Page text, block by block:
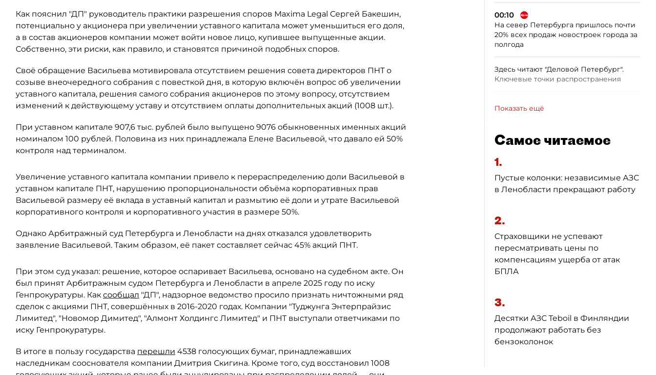
Как пояснил "ДП" руководитель практики разрешения споров Maxima Legal Сергей Бакешин,
потенциально у акционера при увеличении уставного капитала может уменьшиться его доля,
а в состав акционеров компании может войти новое лицо, купившее выпущенные акции.
Собственно, эти риски, как правило, и становятся причиной подобных споров.
Своё обращение Васильева мотивировала отсутствием решения совета директоров ПНТ о
созыве внеочередного собрания с повесткой дня, в которую включён вопрос об увеличении
уставного капитала, решения самого собрания акционеров по этому вопросу, отсутствием
изменений к действующему уставу и отсутствием оплаты дополнительных акций (1008 шт.).
При уставном капитале 907,6 тыс. рублей было выпущено 9076 обыкновенных именных акций
номиналом 100 рублей. Половина из них принадлежала Елене Васильевой, что давало ей 50%
контроля над терминалом.
Увеличение уставного капитала компании привело к перераспределению доли Васильевой в
уставном капитале ПНТ, нарушению пропорциональности объёма корпоративных прав
Васильевой размеру её вклада в уставный капитал и размытию её доли и утрате Васильевой
корпоративного контроля и корпоративного участия в размере 50%.
Однако Арбитражный суд Петербурга и Ленобласти на днях отказался удовлетворить
заявление Васильевой. Таким образом, её пакет составляет сейчас 45% акций ПНТ.
При этом суд указал: решение, которое оспаривает Васильева, основано на судебном акте. Он
был принят Арбитражным судом Петербурга и Ленобласти в апреле 2025 году по иску
Генпрокуратуры. Как сообщал "ДП", надзорное ведомство просило признать ничтожными ряд
сделок с акциями ПНТ, совершённых в 2016-2020 годах. Компании "Туджунга Энтерпрайзис
Лимитед", "Новомор Димитед", "Алмонт Холдингс Лимитед" и ПНТ выступали ответчиками по
иску Генпрокуратуры.
В итоге в пользу государства перешли 4538 голосующих бумаг, принадлежавших
наследникам сооснователя компании Дмитрия Скигина. Кроме того, суд восстановил 1008
00:10
На север Петербурга пришлось почти
20% всех продаж новостроек города за
полгода
Здесь читают "Деловой Петербург".
Ключевые точки распространения
Показать ещё
Самое читаемое
1.
Пустые колонки: независимые АЗС
в Ленобласти прекращают работу
2.
Страховщики не успевают
пересматривать цены по
компенсациям ущерба от атак
БПЛА
3.
Десятки АЗС Teboil в Финляндии
продолжают работать без
бензоколонок